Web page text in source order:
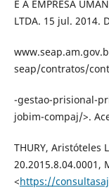
E A EMPRESA
LTDA. 15 jul. 2014.
seap/contratos/
-gestao-prisional-
jobim-compaj/>.
THURY, Aristóteles
20.2015.8.04.0001,
<https://